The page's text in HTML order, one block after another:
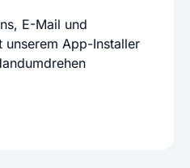
E-Mail und
unserem App-Installer